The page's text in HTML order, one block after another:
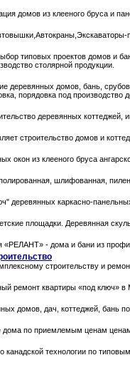
домов из клееного бруса и
типовых проектов домов и
столярной продукции.
деревянных домов, бань, срубов.
порядовка под производство
деревянных коттеджей,
строительство домов и
окон из клееного бруса
шлифованная,
деревянных каркасно-
площадки. Деревянная
«РЕЛАНТ» - дома и бани из
строительству и
ремонт квартиры «под ключ»
домов, дач, коттеджей, бань
по приемлемым ценам
канадской технологии по